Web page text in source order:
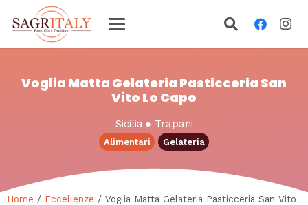
Voglia Matta Gelateria Pasticceria San
Vito Lo Capo
Sicilia ● Trapani
Alimentari Gelateria
Home / Eccellenze / Voglia Matta Gelateria Pasticceria San Vito